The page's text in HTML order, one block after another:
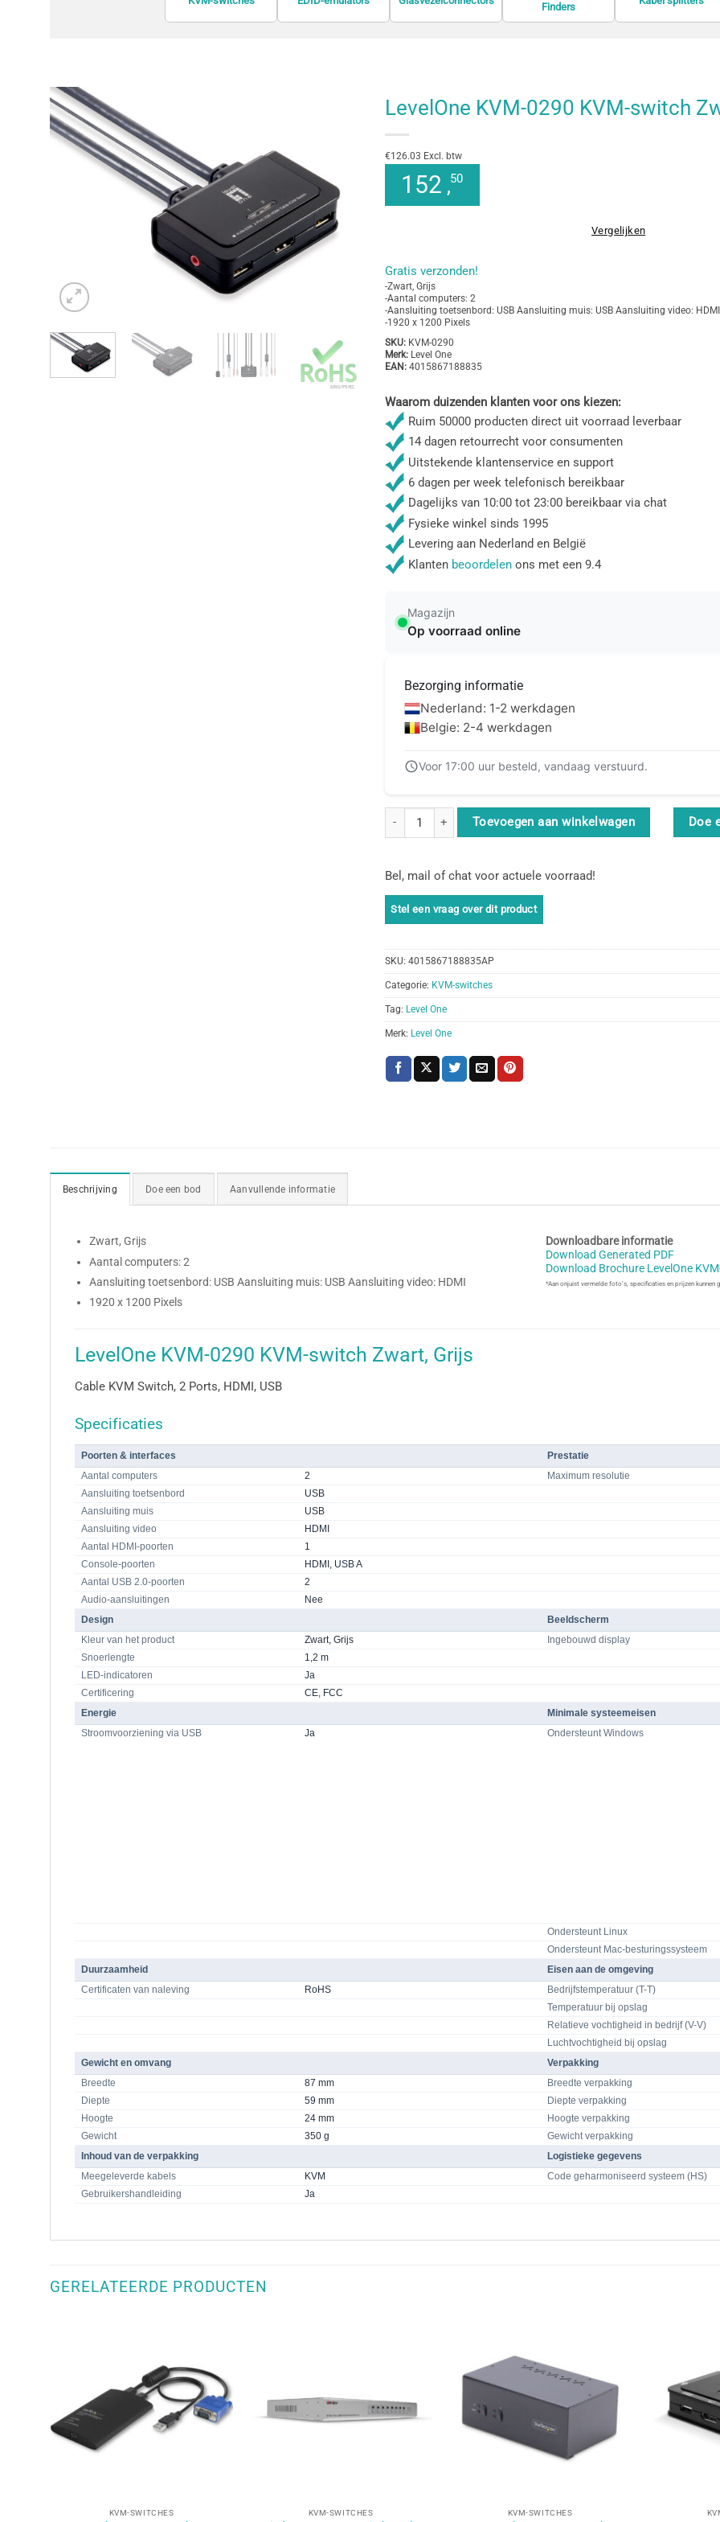
Finders
LevelOne KVM-0290 KVM-switch
€126.03 Excl. btw
152 ,50
Vergelijken
Gratis verzonden!
-Zwart, Grijs
-Aantal computers: 2
-Aansluiting toetsenbord: USB Aansluiting muis: USB Aansluiting video: HDMI
-1920 x 1200 Pixels
SKU:KVM-0290
Merk:Level One
EAN:4015867188835
Waarom duizenden klanten voor ons kiezen:
Ruim 50000 producten direct uit voorraad leverbaar
14 dagen retourrecht voor consumenten
Uitstekende klantenservice en support
6 dagen per week telefonisch bereikbaar
Dagelijks van 10:00 tot 23:00 bereikbaar via chat
Fysieke winkel sinds 1995
Levering aan Nederland en België
Klanten beoordelenons met een 9.4
Magazijn
Op voorraad online
Bezorging informatie
Nederland: 1-2 werkdagen
Belgie: 2-4 werkdagen
Voor 17:00 uur besteld, vandaag verstuurd.
LevelOne KVM-0290 KVM-switch Zwart, Grijs aantal
Toevoegen aan winkelwagen Doe
Bel, mail of chat voor actuele voorraad!
SKU: 4015867188835AP
Categorie: KVM-switches
Tag: Level One
Merk: Level One
Beschrijving Doe een bod Aanvullende informatie
Zwart, Grijs
Aantal computers: 2
Aansluiting toetsenbord: USB Aansluiting muis: USB Aansluiting video: HDMI
1920 x 1200 Pixels
Downloadbare informatie
Download Generated PDF
Download Brochure LevelOne
*Aan onjuist vermelde foto’s, specificaties en prijzen kunnen
LevelOne KVM-0290 KVM-switch Zwart, Grijs
Cable KVM Switch, 2 Ports, HDMI, USB
Specificaties
Poorten & interfaces
Prestatie
Aantal computers
2 Maximum resolutie
Aansluiting toetsenbord
USB
Aansluiting muis
USB
Aansluiting video
HDMI
Aantal HDMI-poorten
1
Console-poorten
HDMI, USB A
Aantal USB 2.0-poorten
2
Audio-aansluitingen
Nee
Design
Beeldscherm
Kleur van het product
Zwart, Grijs Ingebouwd display
Snoerlengte
1,2 m
LED-indicatoren
Ja
Certificering
CE, FCC
Energie
Minimale systeemeisen
Stroomvoorziening via USB
Ja Ondersteunt Windows
Ondersteunt Linux
Ondersteunt Mac-besturingssysteem
Duurzaamheid
Eisen aan de omgeving
Certificaten van naleving
RoHS Bedrijfstemperatuur (T-T)
Temperatuur bij opslag
Relatieve vochtigheid in bedrijf (V-V)
Luchtvochtigheid bij opslag
Gewicht en omvang
Verpakking
Breedte
87 mm Breedte verpakking
Diepte
59 mm Diepte verpakking
Hoogte
24 mm Hoogte verpakking
Gewicht
350 g Gewicht verpakking
Inhoud van de verpakking
Logistieke gegevens
Meegeleverde kabels
KVM Code geharmoniseerd systeem (HS)
Gebruikershandleiding
Ja
GERELATEERDE PRODUCTEN
KVM-SWITCHES KVM-SWITCHES KVM-SWITCHES